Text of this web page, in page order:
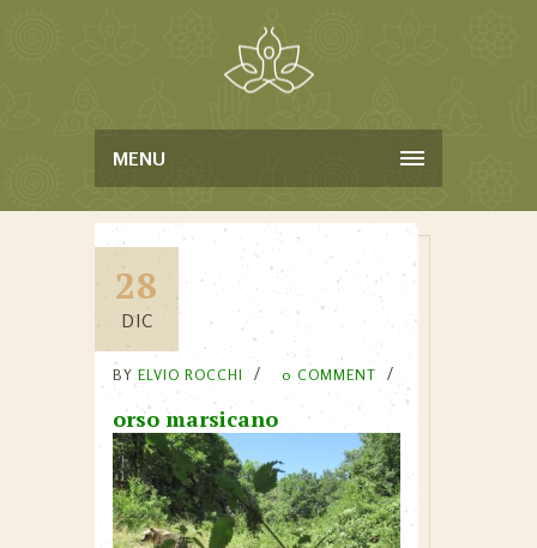
MENU
28
DIC
BY ELVIO ROCCHI 0 COMMENT
orso marsicano